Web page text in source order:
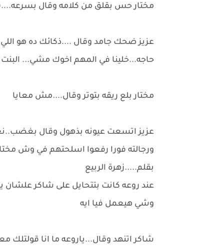
مختار حس بقلق من كلامه وقال
عزيز ضحك جامد وقال ....ذكائك ده هو
حاجه...خلينا في المهم اخوك مشي...
مختار بلع ريقه بتوتر وقال....مش معايا
عزيز اتسعت عيونه بذهول وقال
ورجالته فورا رفعوا اسلحتهم في وش
بقلم.....زهرة الربيع
عند روعه كانت بتتحايل على شاكر علشان
وشي هيعمل فيا ايه
شاكر اتنهد وقال...ياروعه ما انا قولتلك